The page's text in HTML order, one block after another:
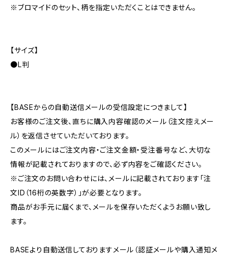
※ブロマイドのセット、柄を指定いただくことはできません。
【サイズ】
●L判
【BASEからの自動送信メールの受信設定につきまして】
お客様のご注文後、直ちに購入内容確認のメール（注文控えメー
ル）を返信させていただいております。
このメールにはご注文内容・ご注文金額・受注番号など、大切な
情報が記載されておりますので、必ず内容をご確認ください。
※ご注文のお問い合わせには、メールに記載されております「注
文ID（16桁の英数字）」が必要となります。
商品がお手元に届くまで、メールを保存いただくようお願い致し
ます。
BASEより自動送信しておりますメール（認証メールや購入通知メ